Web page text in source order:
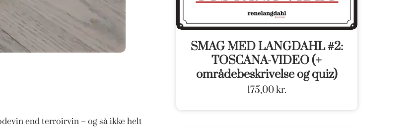
end terroirvin – og så ikke helt
SMAG MED LANGDAHL #2:
TOSCANA-VIDEO (+
områdebeskrivelse og quiz)
175,00kr.